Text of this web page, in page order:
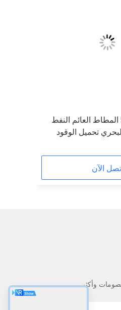
500mm 20inch المطاط العائم النفط
تحميل الوقود
اتصل الآن
وأكثر.